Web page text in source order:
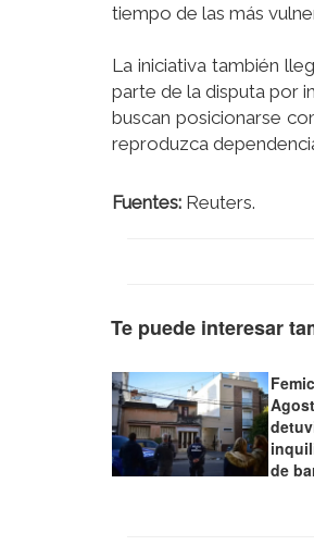
tiempo de las más
La iniciativa también
parte de la disputa por
buscan posicionarse
reproduzca
Fuentes: Reuters.
Te puede interesar
de